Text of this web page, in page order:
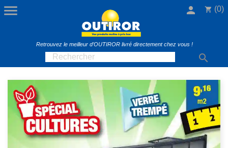
 shopping_cart (0)
person
Retrouvez le meilleur d’OUTIROR livré directement chez vous !
